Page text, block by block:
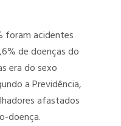
foram acidentes
de doenças do
era do sexo
a Previdência,
afastados
doença.